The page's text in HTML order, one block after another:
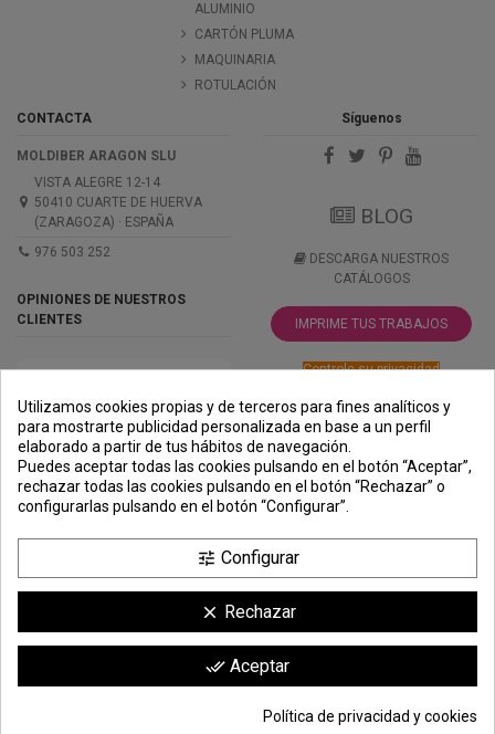
ALUMINIO
CARTÓN PLUMA
MAQUINARIA
ROTULACIÓN
CONTACTA
MOLDIBER ARAGON SLU
VISTA ALEGRE 12-14
50410 CUARTE DE HUERVA
(ZARAGOZA) · ESPAÑA
976 503 252
OPINIONES DE NUESTROS
CLIENTES
Síguenos
BLOG
DESCARGA NUESTROS
CATÁLOGOS
IMPRIME TUS TRABAJOS
Controle su privacidad
PREMIOS
METODOS
DE PAGO
ENVÍO
COMERCIO
SEGURO
clic aquí para mostrar el certificado.
Utilizamos cookies propias y de terceros para fines analíticos y
para mostrarte publicidad personalizada en base a un perfil
elaborado a partir de tus hábitos de navegación.
Puedes aceptar todas las cookies pulsando en el botón “Aceptar”,
rechazar todas las cookies pulsando en el botón “Rechazar” o
configurarlas pulsando en el botón “Configurar”.
tune Configurar
clear Rechazar
done_all Aceptar
Política de privacidad y cookies